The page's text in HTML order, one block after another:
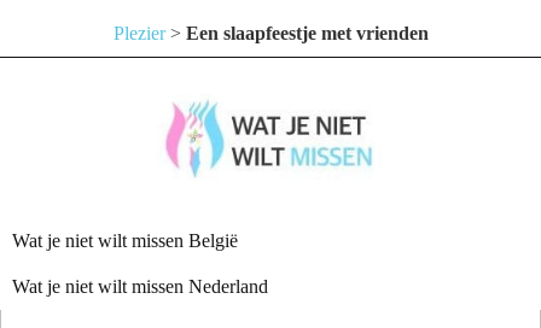
Plezier> Een slaapfeestje met vrienden
Wat je niet wilt missen België
Wat je niet wilt missen Nederland